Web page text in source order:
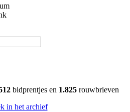
bidprentjes en 1.825rouwbrieven
in het archief